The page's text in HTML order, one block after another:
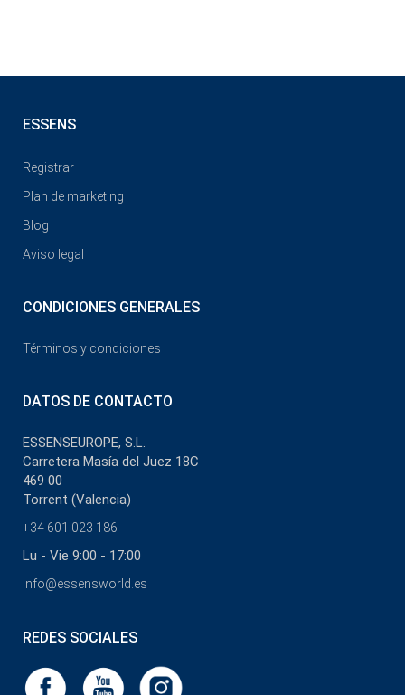
ESSENS
Registrar
Plan de marketing
Blog
Aviso legal
CONDICIONES GENERALES
Términos y condiciones
DATOS DE CONTACTO
ESSENSEUROPE, S.L.
Carretera Masía del Juez 18C
469 00
Torrent (Valencia)
+34 601 023 186
Lu - Vie 9:00 - 17:00
info@essensworld.es
REDES SOCIALES